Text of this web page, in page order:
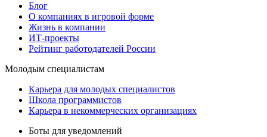
Блог
О компаниях в игровой форме
Жизнь в компании
ИТ-проекты
Рейтинг работодателей России
Молодым специалистам
Карьера для молодых специалистов
Школа программистов
Карьера в некоммерческих организациях
Боты для уведомлений